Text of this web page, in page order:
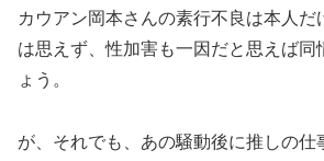
カウアン岡本さんの素行不良は本人だ
は思えず、性加害も一因だと思えば同
ょう。
が、それでも、あの騒動後に推しの仕